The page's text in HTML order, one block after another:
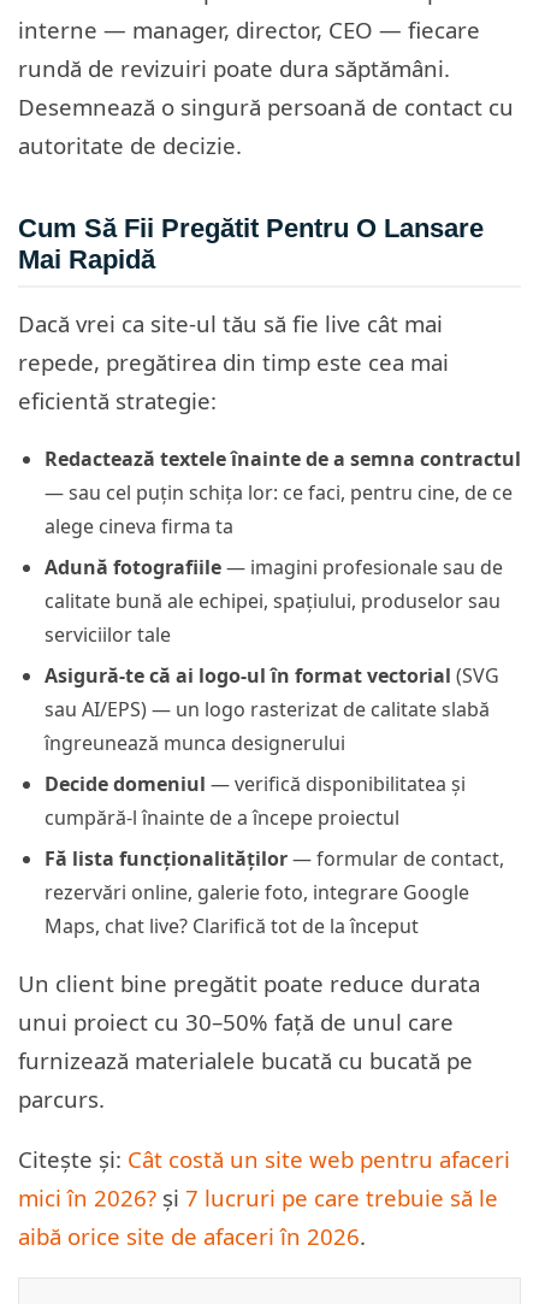
interne — manager, director, CEO — fiecare
rundă de revizuiri poate dura săptămâni.
Desemnează o singură persoană de contact cu
autoritate de decizie.
Cum Să Fii Pregătit Pentru O Lansare
Mai Rapidă
Dacă vrei ca site-ul tău să fie live cât mai
repede, pregătirea din timp este cea mai
eficientă strategie:
Redactează textele înainte de a semna contractul
— sau cel puțin schița lor: ce faci, pentru cine, de ce
alege cineva firma ta
Adună fotografiile— imagini profesionale sau de
calitate bună ale echipei, spațiului, produselor sau
serviciilor tale
Asigură-te că ai logo-ul în format vectorial (SVG
sau AI/EPS) — un logo rasterizat de calitate slabă
îngreunează munca designerului
Decide domeniul — verifică disponibilitatea și
cumpără-l înainte de a începe proiectul
Fă lista funcționalităților— formular de contact,
rezervări online, galerie foto, integrare Google
Maps, chat live? Clarifică tot de la început
Un client bine pregătit poate reduce durata
unui proiect cu 30–50% față de unul care
furnizează materialele bucată cu bucată pe
parcurs.
Citește și: Cât costă un site web pentru afaceri
mici în 2026? și 7 lucruri pe care trebuie să le
aibă orice site de afaceri în 2026.